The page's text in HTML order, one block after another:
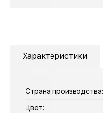
Характеристики
Страна производства:
Цвет: